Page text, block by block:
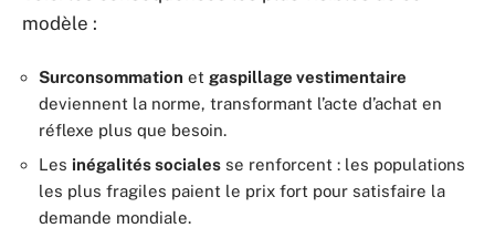
modèle :
Surconsommation et gaspillage vestimentaire
deviennent la norme, transformant l’acte d’achat en
réflexe plus que besoin.
Les inégalités sociales se renforcent : les populations
les plus fragiles paient le prix fort pour satisfaire la
demande mondiale.